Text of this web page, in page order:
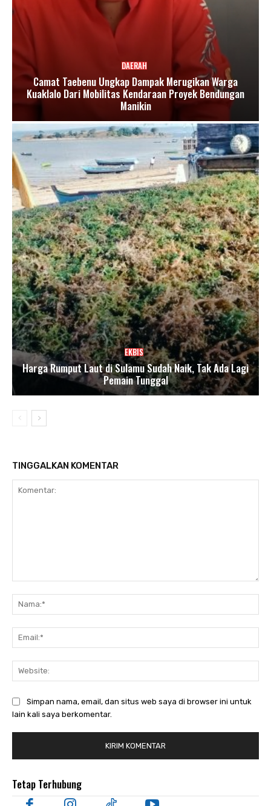
DAERAH
Camat Taebenu Ungkap Dampak Merugikan Warga
Kuaklalo Dari Mobilitas Kendaraan Proyek Bendungan
Manikin
EKBIS
Harga Rumput Laut di Sulamu Sudah Naik, Tak Ada Lagi
Pemain Tunggal
TINGGALKAN KOMENTAR
Simpan nama, email, dan situs web saya di browser ini untuk
lain kali saya berkomentar.
Tetap Terhubung